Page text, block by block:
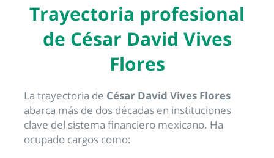
Trayectoria profesional
de César David Vives
Flores
La trayectoria de César David Vives Flores
abarca más de dos décadas en instituciones
clave del sistema financiero mexicano. Ha
ocupado cargos como: